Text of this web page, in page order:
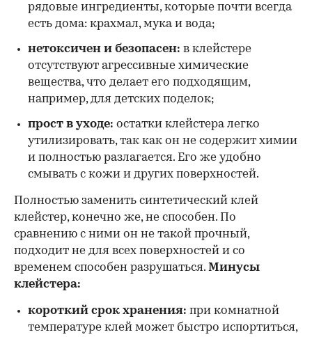
рядовые ингредиенты, которые почти всегда
есть дома: крахмал, мука и вода;
нетоксичен и безопасен: в клейстере
отсутствуют агрессивные химические
вещества, что делает его подходящим,
например, для детских поделок;
прост в уходе: остатки клейстера легко
утилизировать, так как он не содержит химии
и полностью разлагается. Его же удобно
смывать с кожи и других поверхностей.
Полностью заменить синтетический клей
клейстер, конечно же, не способен. По
сравнению с ними он не такой прочный,
подходит не для всех поверхностей и со
временем способен разрушаться. Минусы
клейстера:
короткий срок хранения: при комнатной
температуре клей может быстро испортиться,